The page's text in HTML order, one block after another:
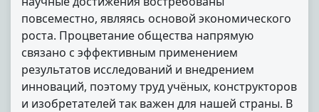
повсеместно, являясь основой экономического
роста. Процветание общества напрямую
связано с эффективным применением
результатов исследований и внедрением
инноваций, поэтому труд учёных, конструкторов
и изобретателей так важен для нашей страны. В